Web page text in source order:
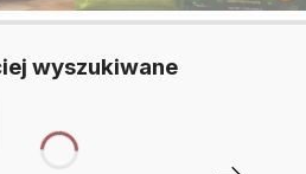
wyszukiwane